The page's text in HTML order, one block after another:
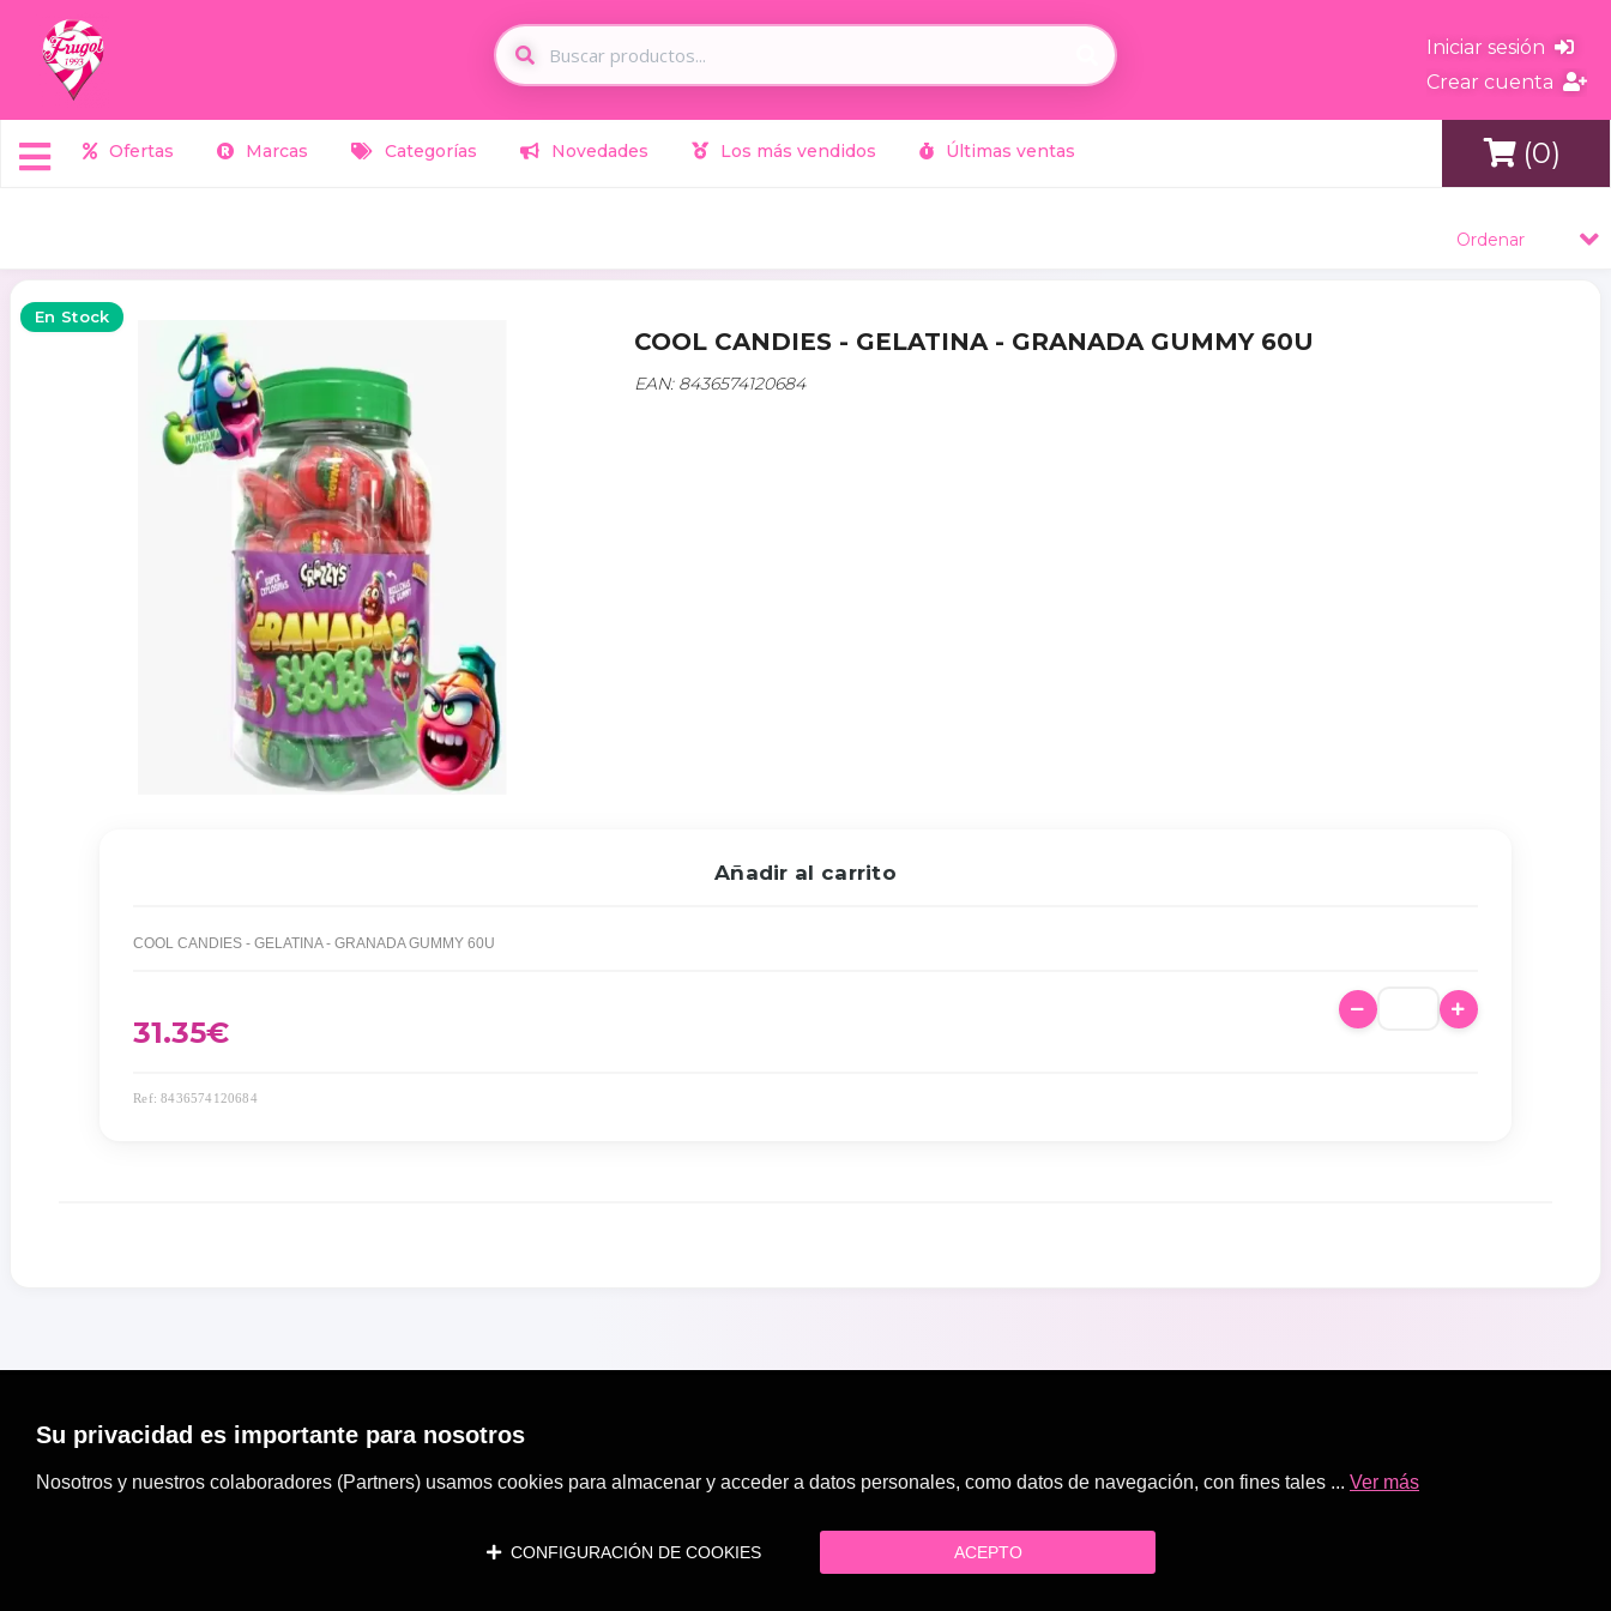
Iniciar sesión
Crear cuenta
Ofertas Marcas Categorías Novedades Los más vendidos Últimas ventas (0)
Ordenar
En Stock
COOL CANDIES - GELATINA - GRANADA GUMMY 60U
EAN: 8436574120684
Añadir al carrito
COOL CANDIES - GELATINA - GRANADA GUMMY 60U
31.35€
Ref: 8436574120684
Su privacidad es importante para nosotros
Nosotros y nuestros colaboradores (Partners) usamos cookies para almacenar y acceder a datos personales, como datos de navegación, con fines tales ... Ver más
CONFIGURACIÓN DE COOKIES ACEPTO